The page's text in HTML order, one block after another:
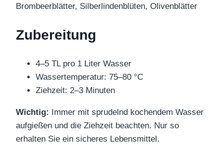
Brombeerblätter, Silberlindenblüten, Olivenblätter
Zubereitung
4–5 TL pro 1 Liter Wasser
Wassertemperatur: 75–80 °C
Ziehzeit: 2–3 Minuten
Wichtig: Immer mit sprudelnd kochendem Wasser
aufgießen und die Ziehzeit beachten. Nur so
erhalten Sie ein sicheres Lebensmittel.